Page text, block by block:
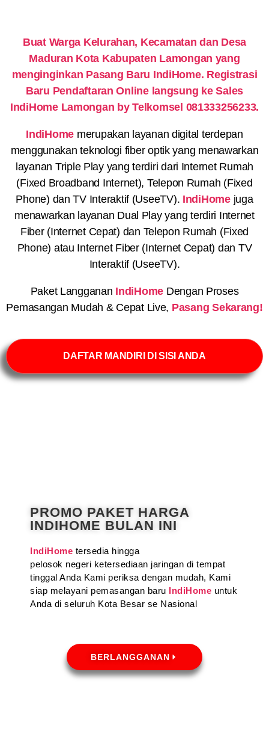
Buat Warga Kelurahan, Kecamatan dan Desa
Maduran Kota Kabupaten Lamongan yang
menginginkan Pasang Baru IndiHome. Registrasi
Baru Pendaftaran Online langsung ke Sales
IndiHome Lamongan by Telkomsel 081333256233.
IndiHome merupakan layanan digital terdepan
menggunakan teknologi fiber optik yang menawarkan
layanan Triple Play yang terdiri dari Internet Rumah
(Fixed Broadband Internet), Telepon Rumah (Fixed
Phone) dan TV Interaktif (UseeTV). IndiHomejuga
menawarkan layanan Dual Play yang terdiri Internet
Fiber (Internet Cepat) dan Telepon Rumah (Fixed
Phone) atau Internet Fiber (Internet Cepat) dan TV
Interaktif (UseeTV).
Paket Langganan IndiHome Dengan Proses
Pemasangan Mudah & Cepat Live, Pasang Sekarang!
DAFTAR MANDIRI DI SISI ANDA
PROMO PAKET HARGA
INDIHOME BULAN INI
IndiHome tersedia hingga
pelosok negeri ketersediaan jaringan di tempat
tinggal Anda Kami periksa dengan mudah, Kami
siap melayani pemasangan baru IndiHome untuk
Anda di seluruh Kota Besar se Nasional
BERLANGGANAN